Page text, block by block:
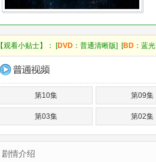
【观看小贴士】： [DVD ：普通清晰版] [BD ：蓝
第10集 第09集
第03集 第02集
剧情介绍